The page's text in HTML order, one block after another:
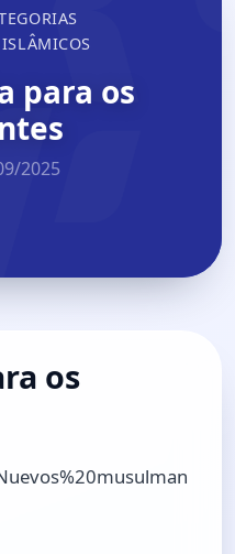
para os
2025
os